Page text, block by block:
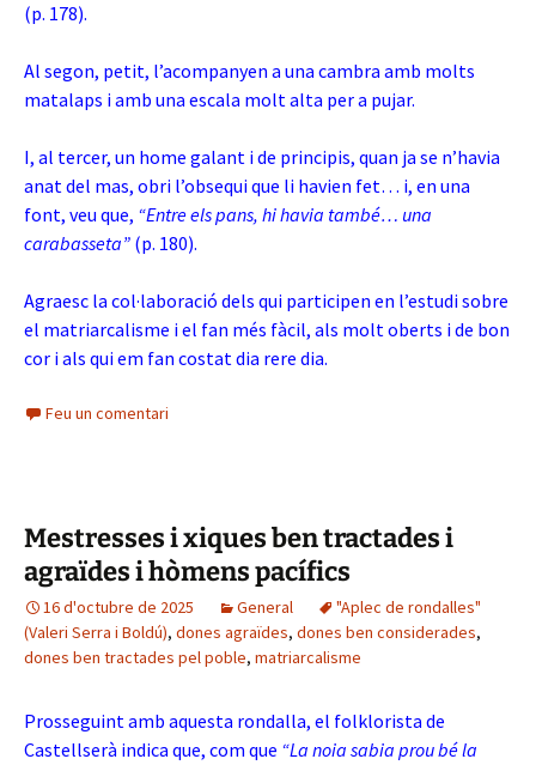
(p. 178).
Al segon, petit, l’acompanyen a una cambra amb molts
matalaps i amb una escala molt alta per a pujar.
I, al tercer, un home galant i de principis, quan ja se n’havia
anat del mas, obri l’obsequi que li havien fet… i, en una
font, veu que, “Entre els pans, hi havia també… una
carabasseta” (p. 180).
Agraesc la col·laboració dels qui participen en l’estudi sobre
el matriarcalisme i el fan més fàcil, als molt oberts i de bon
cor i als qui em fan costat dia rere dia.
Feu un comentari
Mestresses i xiques ben tractades i
agraïdes i hòmens pacífics
16 d'octubre de 2025 General
"Aplec de rondalles"
(Valeri Serra i Boldú), dones agraïdes, dones ben considerades,
dones ben tractades pel poble, matriarcalisme
Prosseguint amb aquesta rondalla, el folklorista de
Castellserà indica que, com que “La noia sabia prou bé la